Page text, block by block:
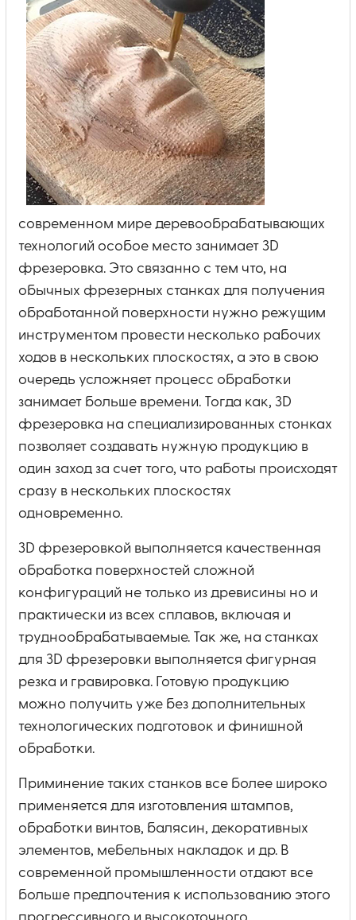
современном мире деревообрабатывающих
технологий особое место занимает 3D
фрезеровка. Это связанно с тем что, на
обычных фрезерных станках для получения
обработанной поверхности нужно режущим
инструментом провести несколько рабочих
ходов в нескольких плоскостях, а это в свою
очередь усложняет процесс обработки
занимает больше времени. Тогда как, 3D
фрезеровка на специализированных стонках
позволяет создавать нужную продукцию в
один заход за счет того, что работы происходят
сразу в нескольких плоскостях
одновременно.
3D фрезеровкой выполняется качественная
обработка поверхностей сложной
конфигураций не только из древисины но и
практически из всех сплавов, включая и
труднообрабатываемые. Так же, на станках
для 3D фрезеровки выполняется фигурная
резка и гравировка. Готовую продукцию
можно получить уже без дополнительных
технологических подготовок и финишной
обработки.
Приминение таких станков все более широко
применяется для изготовления штампов,
обработки винтов, балясин, декоративных
элементов, мебельных накладок и др. В
современной промышленности отдают все
больше предпочтения к использованию этого